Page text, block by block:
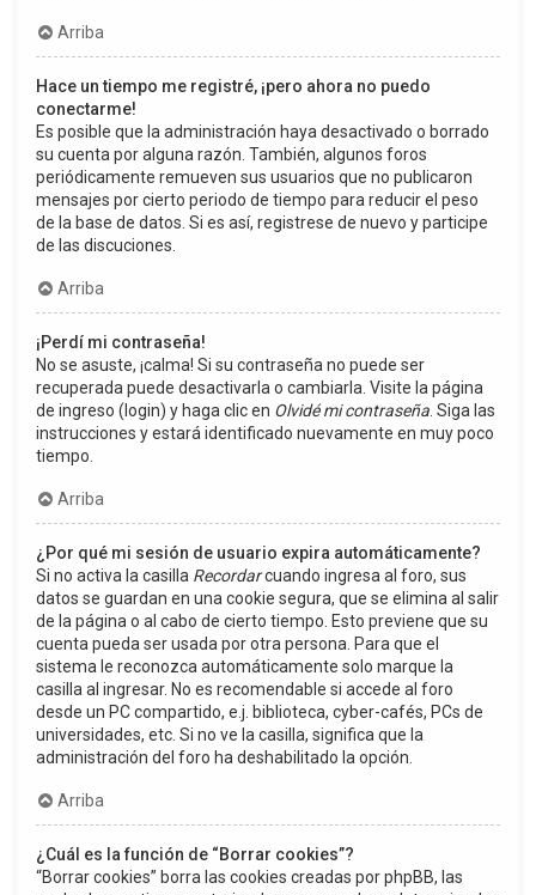
Arriba
Hace un tiempo me registré, ¡pero ahora no puedo
conectarme!
Es posible que la administración haya desactivado o borrado
su cuenta por alguna razón. También, algunos foros
periódicamente remueven sus usuarios que no publicaron
mensajes por cierto periodo de tiempo para reducir el peso
de la base de datos. Si es así, registrese de nuevo y participe
de las discuciones.
Arriba
¡Perdí mi contraseña!
No se asuste, ¡calma! Si su contraseña no puede ser
recuperada puede desactivarla o cambiarla. Visite la página
de ingreso (login) y haga clic en Olvidé mi contraseña . Siga las
instrucciones y estará identificado nuevamente en muy poco
tiempo.
Arriba
¿Por qué mi sesión de usuario expira automáticamente?
Si no activa la casilla Recordarcuando ingresa al foro, sus
datos se guardan en una cookie segura, que se elimina al salir
de la página o al cabo de cierto tiempo. Esto previene que su
cuenta pueda ser usada por otra persona. Para que el
sistema le reconozca automáticamente solo marque la
casilla al ingresar. No es recomendable si accede al foro
desde un PC compartido, e.j. biblioteca, cyber-cafés, PCs de
universidades, etc. Si no ve la casilla, significa que la
administración del foro ha deshabilitado la opción.
Arriba
¿Cuál es la función de “Borrar cookies”?
“Borrar cookies” borra las cookies creadas por phpBB, las